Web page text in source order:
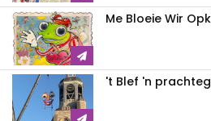
Me Bloeie Wir
't Blef 'n